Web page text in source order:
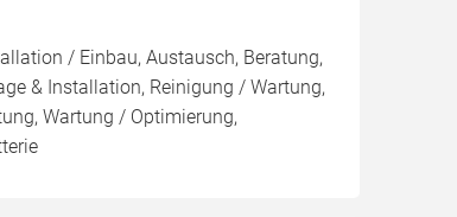
/ Einbau, Austausch, Beratung,
& Installation, Reinigung / Wartung,
Wartung / Optimierung,